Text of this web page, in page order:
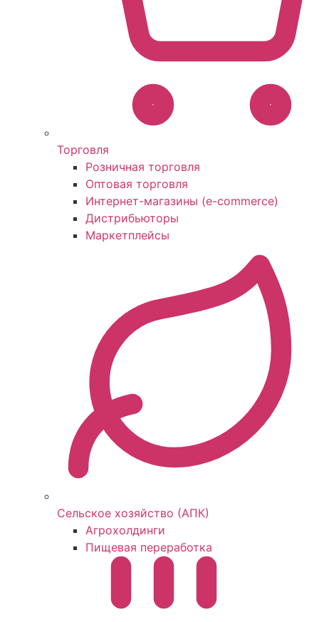
Торговля
Розничная торговля
Оптовая торговля
Интернет-магазины (e-commerce)
Дистрибьюторы
Маркетплейсы
Сельское хозяйство (АПК)
Агрохолдинги
Пищевая переработка